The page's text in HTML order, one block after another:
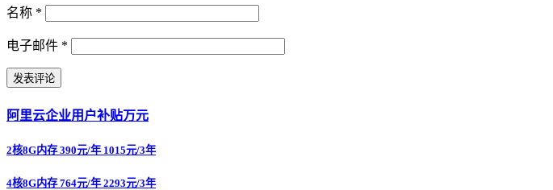
名称 *
电子邮件 *
阿里云企业用户补贴万元
2核8G内存 390元/年 1015元/3年
4核8G内存 764元/年 2293元/3年